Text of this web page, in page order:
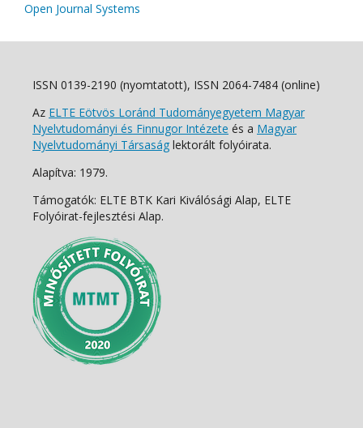
Open Journal Systems
ISSN 0139-2190 (nyomtatott), ISSN 2064-7484 (online)
Az ELTE Eötvös Loránd Tudományegyetem Magyar
Nyelvtudományi és Finnugor Intézete és a Magyar
Nyelvtudományi Társaság lektorált folyóirata.
Alapítva: 1979.
Támogatók: ELTE BTK Kari Kiválósági Alap, ELTE
Folyóirat-fejlesztési Alap.